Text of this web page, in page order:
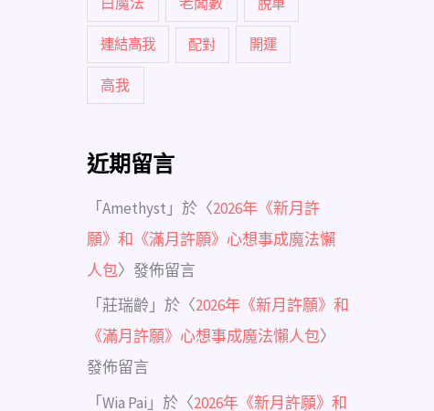
脫單
連結高我 配對 開運
高我
近期留言
「Amethyst 」於〈2026年《新月許
願》和《滿月許願》心想事成魔法懶
人包〉發佈留言
「莊瑞齡 」於〈2026年《新月許願》和
《滿月許願》心想事成魔法懶人包〉
發佈留言
「Wia Pai 」於〈2026年《新月許願》和